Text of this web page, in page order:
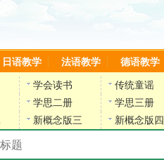
日语教学 法语教学 德语教学
学会读书 传统童谣
学思二册 学思三册
新概念版三 新概念版四